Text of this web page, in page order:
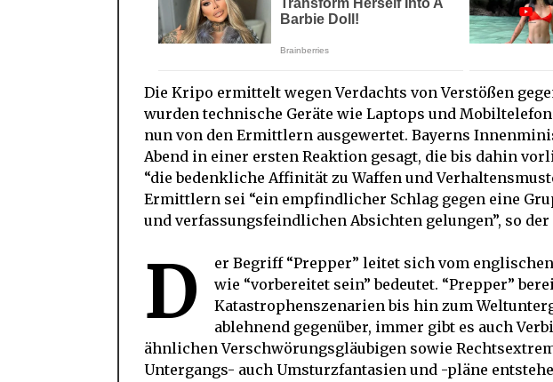
Die Kripo ermittelt wegen Verdachts von Verstößen
wurden technische Geräte wie Laptops und
nun von den Ermittlern ausgewertet. Bayerns
Abend in einer ersten Reaktion gesagt, die bis dahin
“die bedenkliche Affinität zu Waffen und
Ermittlern sei “ein empfindlicher Schlag gegen eine
und verfassungsfeindlichen Absichten gelungen”, so der
D
er Begriff “Prepper” leitet sich vom
wie “vorbereitet sein” bedeutet. “Prepper”
Katastrophenszenarien bis hin zum
ablehnend gegenüber, immer gibt es auch
ähnlichen Verschwörungsgläubigen sowie
Untergangs- auch Umsturzfantasien und -pläne